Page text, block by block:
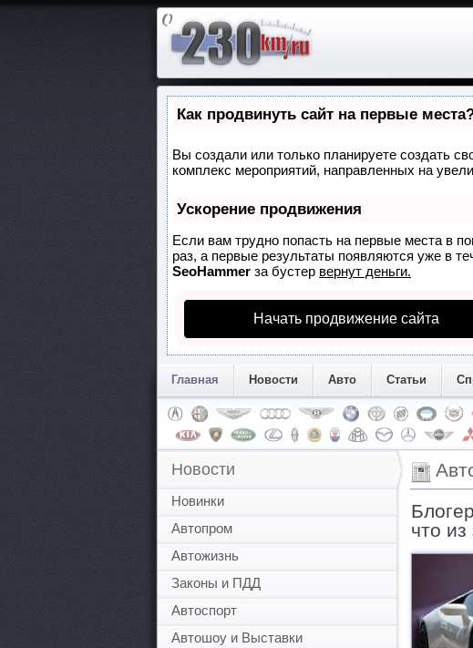
Как продвинуть сайт на первые
Вы создали или только планируете создать
комплекс мероприятий, направленных на
Ускорение продвижения
Если вам трудно попасть на первые места в
раз, а первые результаты появляются уже в
SeoHammer за бустер вернут деньги.
Начать продвижение сайта
Главная Новости Авто Статьи
Новости
Новинки
Автопром
Автожизнь
Законы и ПДД
Автоспорт
Автошоу и Выставки
что